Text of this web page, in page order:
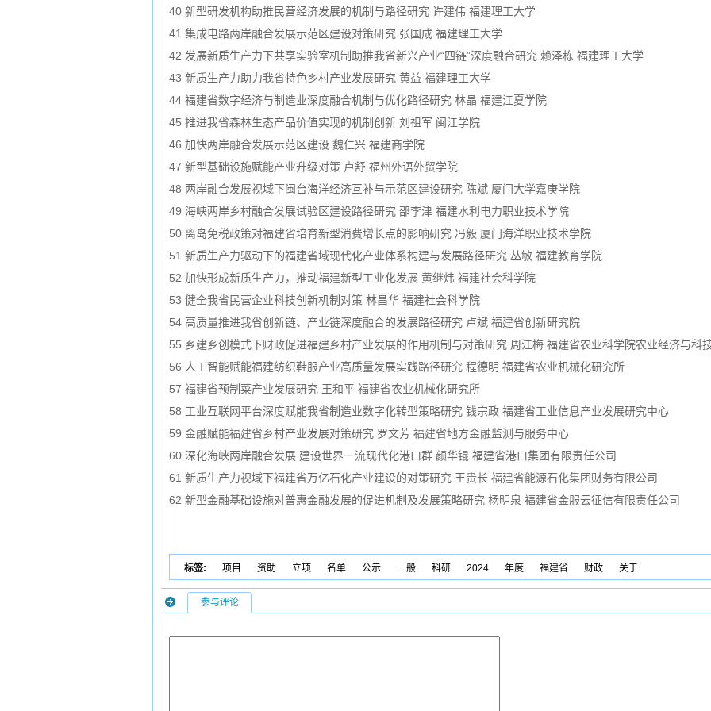
40 新型研发机构助推民营经济发展的机制与路径研究 许建伟 福建理工大学
41 集成电路两岸融合发展示范区建设对策研究 张国成 福建理工大学
42 发展新质生产力下共享实验室机制助推我省新兴产业“四链”深度融合研究 赖泽栋 福建理工大学
43 新质生产力助力我省特色乡村产业发展研究 黄益 福建理工大学
44 福建省数字经济与制造业深度融合机制与优化路径研究 林晶 福建江夏学院
45 推进我省森林生态产品价值实现的机制创新 刘祖军 闽江学院
46 加快两岸融合发展示范区建设 魏仁兴 福建商学院
47 新型基础设施赋能产业升级对策 卢舒 福州外语外贸学院
48 两岸融合发展视域下闽台海洋经济互补与示范区建设研究 陈斌 厦门大学嘉庚学院
49 海峡两岸乡村融合发展试验区建设路径研究 邵李津 福建水利电力职业技术学院
50 离岛免税政策对福建省培育新型消费增长点的影响研究 冯毅 厦门海洋职业技术学院
51 新质生产力驱动下的福建省域现代化产业体系构建与发展路径研究 丛敏 福建教育学院
52 加快形成新质生产力，推动福建新型工业化发展 黄继炜 福建社会科学院
53 健全我省民营企业科技创新机制对策 林昌华 福建社会科学院
54 高质量推进我省创新链、产业链深度融合的发展路径研究 卢斌 福建省创新研究院
55 乡建乡创模式下财政促进福建乡村产业发展的作用机制与对策研究 周江梅 福建省农业科学院农业经济与科
56 人工智能赋能福建纺织鞋服产业高质量发展实践路径研究 程德明 福建省农业机械化研究所
57 福建省预制菜产业发展研究 王和平 福建省农业机械化研究所
58 工业互联网平台深度赋能我省制造业数字化转型策略研究 钱宗政 福建省工业信息产业发展研究中心
59 金融赋能福建省乡村产业发展对策研究 罗文芳 福建省地方金融监测与服务中心
60 深化海峡两岸融合发展 建设世界一流现代化港口群 颜华锟 福建省港口集团有限责任公司
61 新质生产力视域下福建省万亿石化产业建设的对策研究 王贵长 福建省能源石化集团财务有限公司
62 新型金融基础设施对普惠金融发展的促进机制及发展策略研究 杨明泉 福建省金服云征信有限责任公司
标签: 项目 资助 立项 名单 公示 一般 科研 2024 年度 福建省 财政 关于
参与评论